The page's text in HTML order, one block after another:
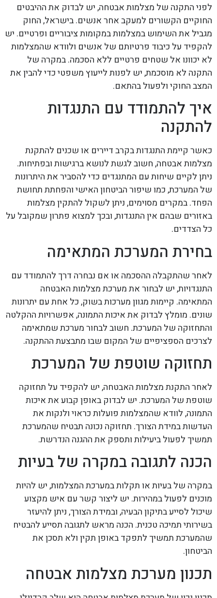
לפני התקנה של מצלמות אבטחה, יש לבדוק את ההיבטים
החוקיים הקשורים למעקב אחר אנשים. בישראל, החוק
מגביל את השימוש במצלמות במקומות ציבוריים ופרטיים. יש
להקפיד על כיבוד פרטיותם של אנשים ולוודא שהמצלמות
לא יכוונו אל שטחים פרטיים ללא הסכמה. במקרה של
התקנה לא מוסכמת, יש לפנות לייעוץ משפטי כדי להבין את
המצב החוקי ולפעול בהתאם.
איך להתמודד עם התנגדות
להתקנה
כאשר קיימת התנגדות בקרב דיירים או שכנים להתקנת
מצלמות אבטחה, חשוב לגשת לנושא ברגישות ובפתיחות.
ניתן לקיים שיחות עם המתנגדים כדי להסביר את היתרונות
של המערכת, כמו שיפור הביטחון האישי והפחתת תחושת
הפחד. במקרים מסוימים, ניתן לשקול להתקין מצלמות
באזורים שבהם אין התנגדות, ובכך למצוא פתרון שמקובל על
כל הצדדים.
בחירת המערכת המתאימה
לאחר שהתקבלה ההסכמה או אם נבחרה דרך להתמודד עם
התנגדויות, יש לבחור את מערכת מצלמות האבטחה
המתאימה. קיימות מגוון מערכות בשוק, כל אחת עם יתרונות
שונים. מומלץ לבדוק את איכות התמונה, אפשרויות ההקלטה
והתחזוקה של המערכת. חשוב לבחור מערכת שמתאימה
לצרכים הספציפיים של המקום שבו מתבצעת ההתקנה.
תחזוקה שוטפת של המערכת
לאחר התקנת מצלמות האבטחה, יש להקפיד על תחזוקה
שוטפת של המערכת. יש לבדוק באופן קבוע את איכות
התמונה, לוודא שהמצלמות פועלות כראוי ולנקות את
העדשות במידת הצורך. תחזוקה נכונה תבטיח שהמערכת
תמשיך לפעול ביעילות ותספק את ההגנה הנדרשת.
הכנה לתגובה במקרה של בעיות
במקרה של בעיות או תקלות במערכת המצלמות, יש להיות
מוכנים לפעול במהירות. יש ליצור קשר עם איש מקצוע
שיכול לסייע בתיקון הבעיה, ובמידת הצורך, ניתן להיעזר
בשירותי תמיכה טכנית. הכנה מראש לתגובה תסייע להבטיח
שהמערכת תמשיך לתפקד באופן תקין ולא תסכן את
הביטחון.
תכנון מערכת מצלמות אבטחה